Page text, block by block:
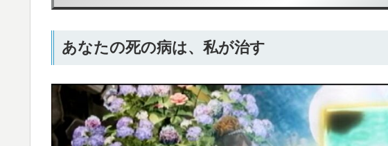
あなたの死の病は、私が治す